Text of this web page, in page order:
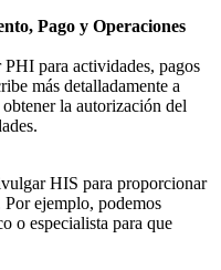
Pago y Operaciones
para actividades, pagos
más detalladamente a
la autorización del
HIS para proporcionar
ejemplo, podemos
o especialista para que